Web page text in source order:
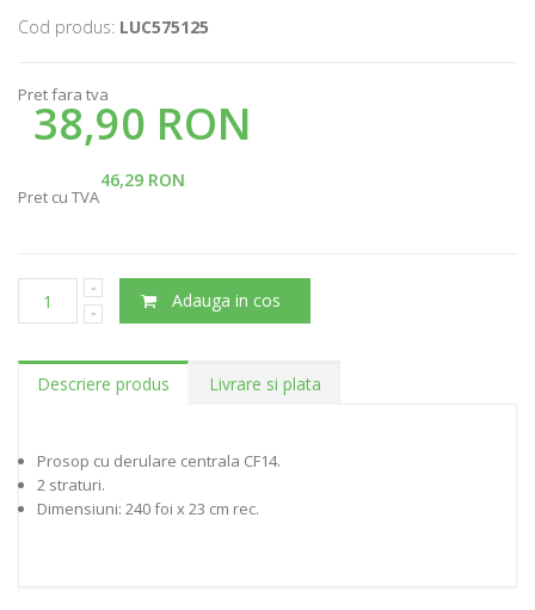
Cod produs: LUC575125
Pret fara tva
38,90 RON
46,29 RON
Pret cu TVA
Adauga in cos
Descriere produs Livrare si plata
Prosop cu derulare centrala CF14.
2 straturi.
Dimensiuni: 240 foi x 23 cm rec.